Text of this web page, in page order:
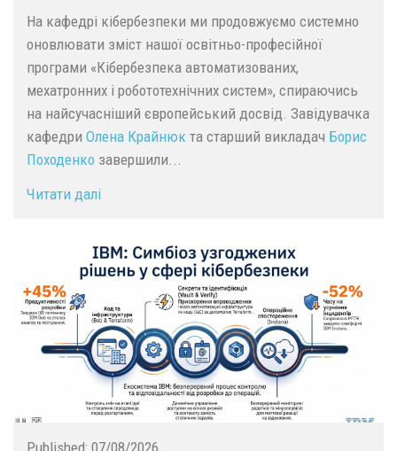
На кафедрі кібербезпеки ми продовжуємо системно
оновлювати зміст нашої освітньо-професійної
програми «Кібербезпека автоматизованих,
мехатронних і робототехнічних систем», спираючись
на найсучасніший європейський досвід. Завідувачка
кафедри Олена Крайнюк та старший викладач Борис
Походенко завершили...
Читати далі
Published: 07/08/2026